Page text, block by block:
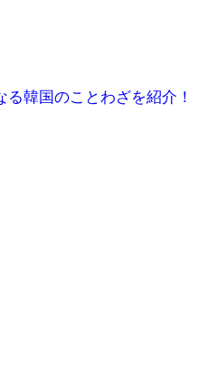
韓国のことわざを紹介！